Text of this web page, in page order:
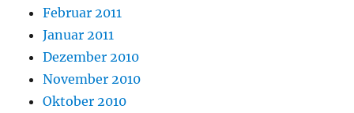
Februar 2011
Januar 2011
Dezember 2010
November 2010
Oktober 2010